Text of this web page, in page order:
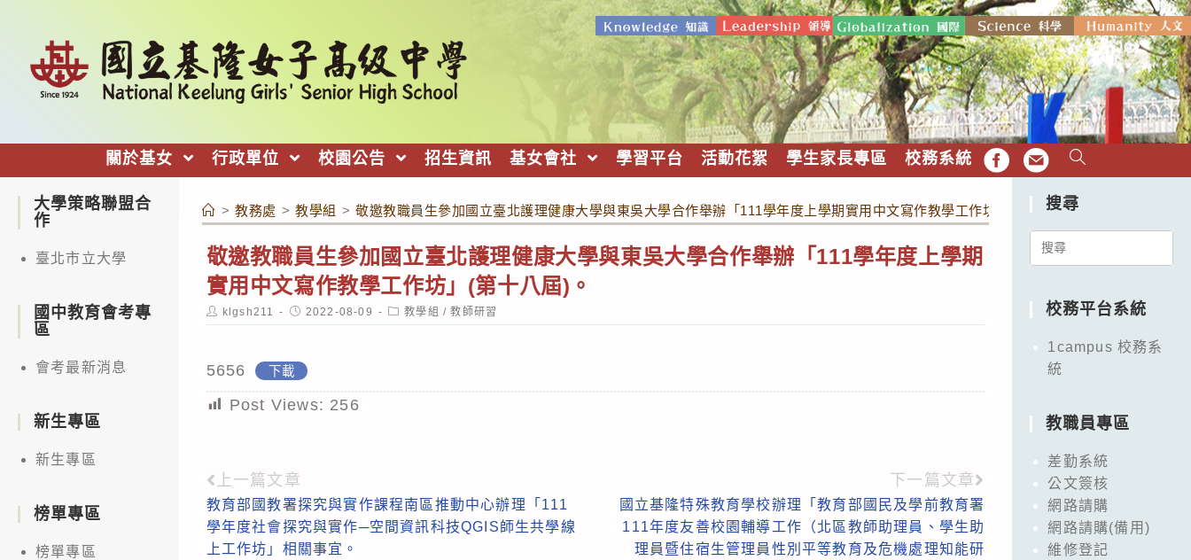
關於基女 行政單位 校園公告 招生資訊 基女會社 學習平台 活動花絮 學生家長專區 校務系統 FB EMAIL
> 教務處 > 教學組 > 敬邀教職員生參加國立臺北護理健康大學與東吳大學合作舉辦「111學年度上學期實用中文寫作教學工作坊」(第十八屆)。
敬邀教職員生參加國立臺北護理健康大學與東吳大學合作舉辦「111學年度上學期
實用中文寫作教學工作坊」(第十八屆)。
Post
author:
klgsh211
Post
published:
2022-08-09
Post
category:
教學組 / 教師研習
5656 下載
Post Views: 256
Read
more
articles
上一篇文章
教育部國教署探究與實作課程南區推動中心辦理「111
學年度社會探究與實作─空間資訊科技QGIS師生共學線
上工作坊」相關事宜。
下一篇文章
國立基隆特殊教育學校辦理「教育部國民及學前教育署
111年度友善校園輔導工作（北區教師助理員、學生助
理員暨住宿生管理員性別平等教育及危機處理知能研
大學策略聯盟合
作
臺北市立大學
國中教育會考專
區
會考最新消息
新生專區
新生專區
榜單專區
榜單專區
搜尋
Search
校務平台系統
1campus 校務系
統
教職員專區
差勤系統
公文簽核
網路請購
網路請購(備用)
維修登記